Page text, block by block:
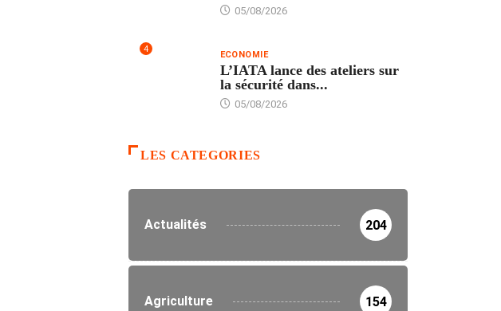
05/08/2026
4 ECONOMIE
L’IATA lance des ateliers sur
la sécurité dans...
05/08/2026
LES CATEGORIES
Actualités 204
Agriculture 154